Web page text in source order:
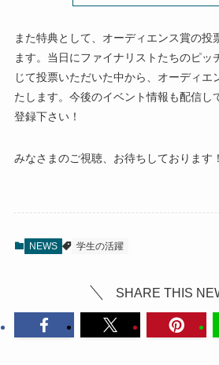
また特典として、オーディエンス賞の投
ます。当日にファイナリストたちのピッ
じて投票いただいた中から、オーディエ
たします。今後のイベント情報も配信し
登録下さい！
みなさまのご視聴、お待ちしております！
NEWS 学生の活躍
SHARE THIS